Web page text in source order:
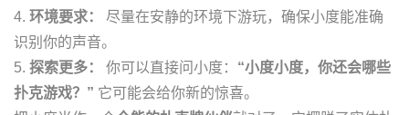
4. 环境要求：
尽量在安静的环境下游玩，确保小度能准确
识别你的声音。
5. 探索更多： 你可以直接问小度： “小度小度，你还会哪些
扑克游戏？” 它可能会给你新的惊喜。